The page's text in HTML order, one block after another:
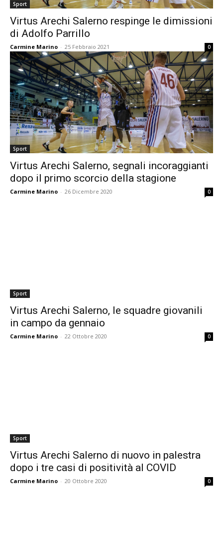
Sport
Virtus Arechi Salerno respinge le dimissioni
di Adolfo Parrillo
Carmine Marino - 25 Febbraio 2021 0
Sport
Virtus Arechi Salerno, segnali incoraggianti
dopo il primo scorcio della stagione
Carmine Marino - 26 Dicembre 2020 0
Sport
Virtus Arechi Salerno, le squadre giovanili
in campo da gennaio
Carmine Marino - 22 Ottobre 2020 0
Sport
Virtus Arechi Salerno di nuovo in palestra
dopo i tre casi di positività al COVID
Carmine Marino - 20 Ottobre 2020 0